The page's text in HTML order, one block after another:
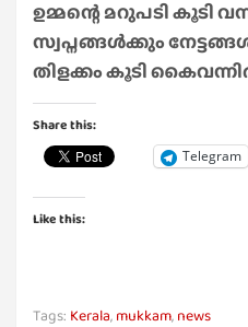
ഉമ്മന്റെ മറുപടി കൂടി
സ്വപ്നങ്ങൾക്കും
തിളക്കം കൂടി
Share this:
Telegram
Like this:
Tags: Kerala, mukkam, news